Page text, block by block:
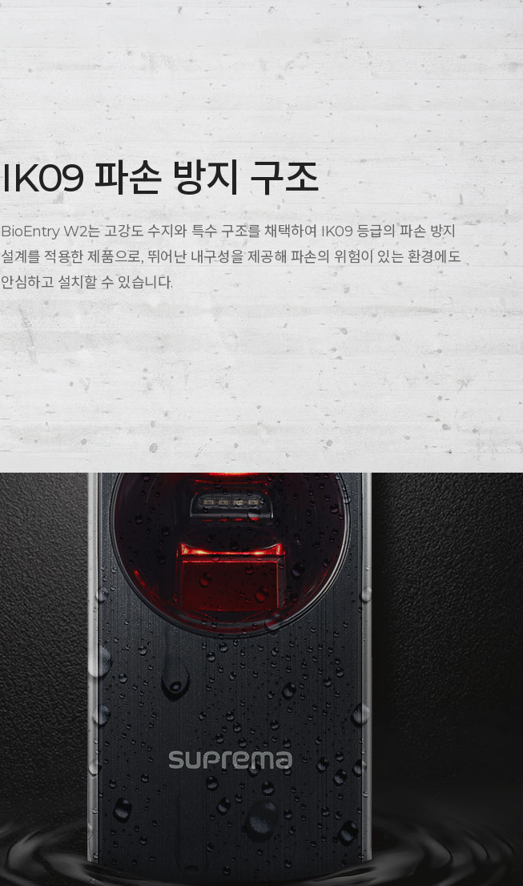
IK09 파손 방지 구조
BioEntry W2는 고강도 수지와 특수 구조를 채택하여 IK09 등급의 파손 방지
설계를 적용한 제품으로, 뛰어난 내구성을 제공해 파손의 위험이 있는 환경에도
안심하고 설치할 수 있습니다.